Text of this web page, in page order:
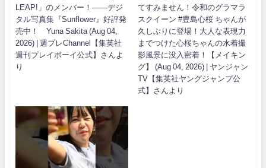
LEAP!」のメンバー！――デジ
タル写真集『Sunflower』好評発
売中！ Yuna Sakita (Aug 04,
2026) | 週プレChannel【集英社
週刊プレイボーイ公式】さんよ
り
てすみません！令和のグラマラ
スクイーン #豊島心桜 ちゃんが
久しぶりに登場！大人な表現力
までつけた心桜ちゃんの水着撮
影風景に没入密着！【メイキン
グ】 (Aug 04, 2026) | ヤンジャン
TV【集英社ヤングジャンプ公
式】さんより